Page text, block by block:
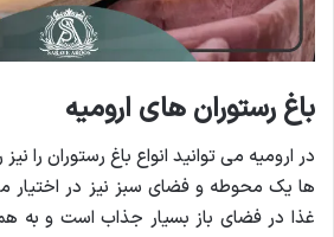
باغ رستوران های ارومیه
در ارومیه می توانید انواع باغ رستوران را
ها یک محوطه و فضای سبز نیز در اختیار
غذا در فضای باز بسیار جذاب است و به